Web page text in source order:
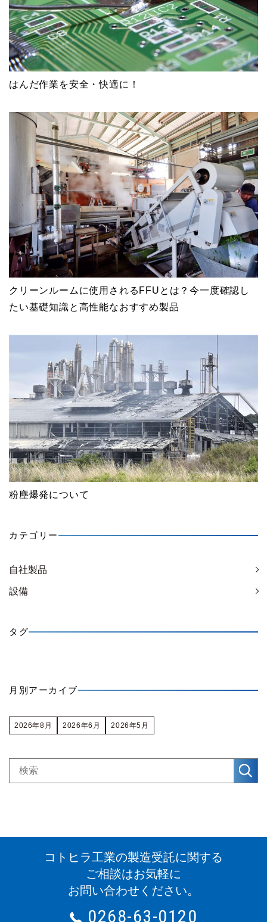
はんだ作業を安全・快適に！
クリーンルームに使用されるFFUとは？今一度確認し
たい基礎知識と高性能なおすすめ製品
粉塵爆発について
カテゴリー
自社製品
設備
タグ
月別アーカイブ
2026年8月 2026年6月 2026年5月
コトヒラ工業の製造受託に関する
ご相談はお気軽に
お問い合わせください。
0268-63-0120